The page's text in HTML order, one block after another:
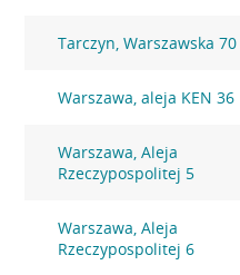
Tarczyn, Warszawska 70
Warszawa, aleja KEN 36
Warszawa, Aleja
Rzeczypospolitej 5
Warszawa, Aleja
Rzeczypospolitej 6